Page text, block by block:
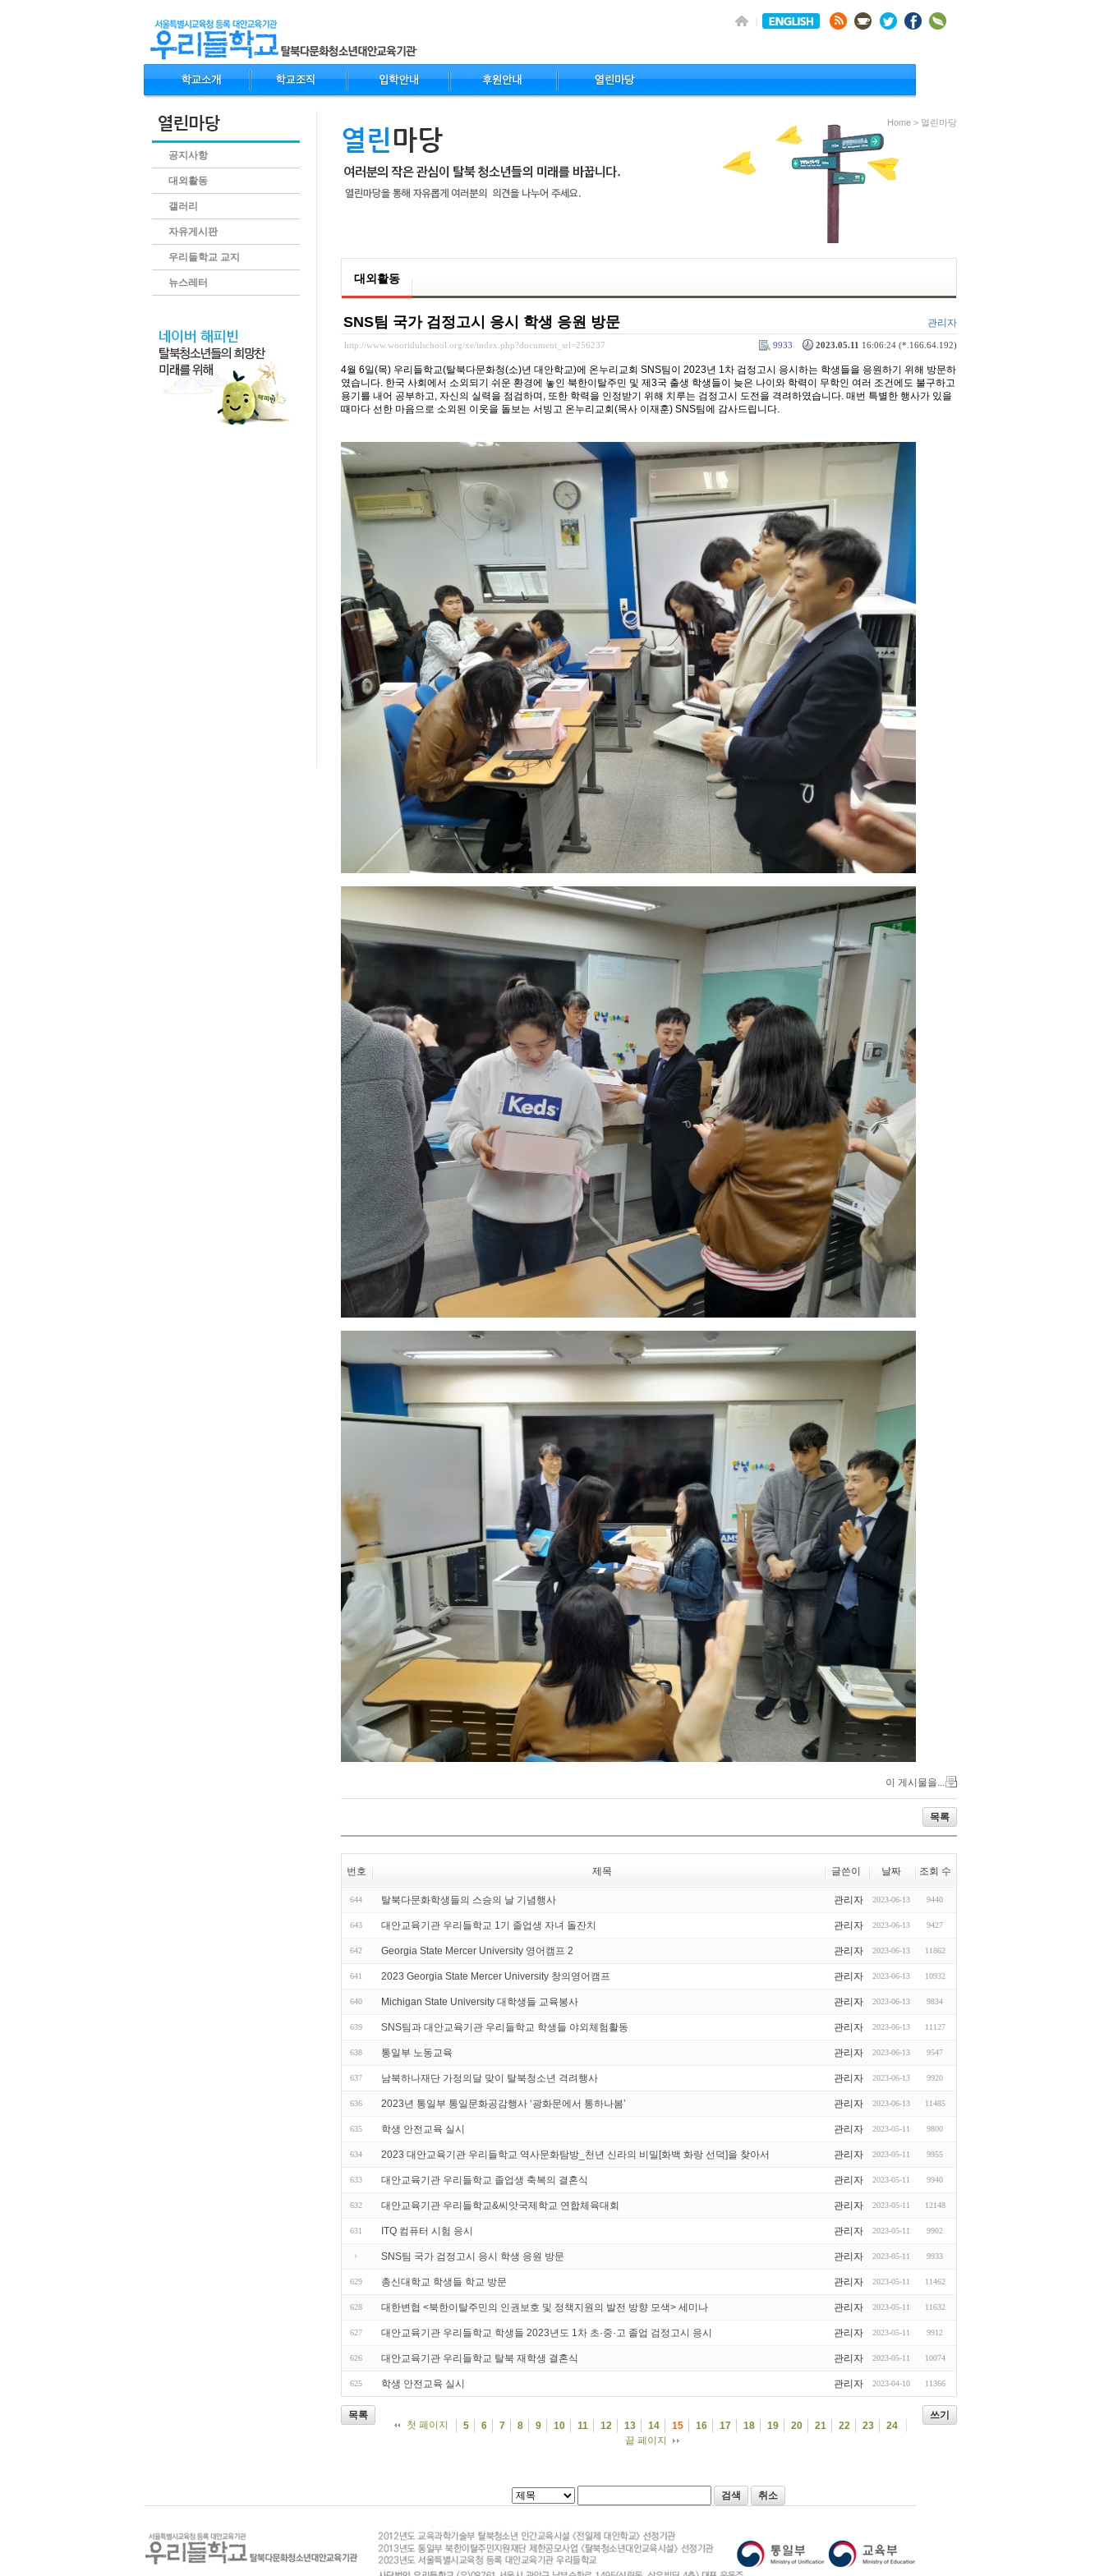
공지사항
대외활동
갤러리
자유게시판
우리들학교 교지
뉴스레터
Home > 열린마당
대외활동
SNS팀 국가 검정고시 응시 학생 응원 방문 관리자
http://www.wooridulschool.org/xe/index.php?document_srl=256237 2023.05.11 16:06:24 (*.166.64.192)
9933
4월 6일(목) 우리들학교(탈북다문화청(소)년 대안학교)에 온누리교회 SNS팀이 2023년 1차 검정고시 응시하는 학생들을 응원하기 위해 방문하
였습니다. 한국 사회에서 소외되기 쉬운 환경에 놓인 북한이탈주민 및 제3국 출생 학생들이 늦은 나이와 학력이 무학인 여러 조건에도 불구하고
용기를 내어 공부하고, 자신의 실력을 점검하며, 또한 학력을 인정받기 위해 치루는 검정고시 도전을 격려하였습니다. 매번 특별한 행사가 있을
때마다 선한 마음으로 소외된 이웃을 돌보는 서빙고 온누리교회(목사 이재훈) SNS팀에 감사드립니다.
이 게시물을...
목록
번호 제목 글쓴이 날짜 조회 수
644 탈북다문화학생들의 스승의 날 기념행사 관리자 2023-06-13 9440
643 대안교육기관 우리들학교 1기 졸업생 자녀 돌잔치 관리자 2023-06-13 9427
642 Georgia State Mercer University 영어캠프 2 관리자 2023-06-13 11862
641 2023 Georgia State Mercer University 창의영어캠프 관리자 2023-06-13 10932
640 Michigan State University 대학생들 교육봉사 관리자 2023-06-13 9834
639 SNS팀과 대안교육기관 우리들학교 학생들 야외체험활동 관리자 2023-06-13 11127
638 통일부 노동교육 관리자 2023-06-13 9547
637 남북하나재단 가정의달 맞이 탈북청소년 격려행사 관리자 2023-06-13 9920
636 2023년 통일부 통일문화공감행사 ‘광화문에서 통하나봄’ 관리자 2023-06-13 11485
635 학생 안전교육 실시 관리자 2023-05-11 9800
634 2023 대안교육기관 우리들학교 역사문화탐방_천년 신라의 비밀[화백 화랑 선덕]을 찾아서 관리자 2023-05-11 9955
633 대안교육기관 우리들학교 졸업생 축복의 결혼식 관리자 2023-05-11 9940
632 대안교육기관 우리들학교&씨앗국제학교 연합체육대회 관리자 2023-05-11 12148
631 ITQ 컴퓨터 시험 응시 관리자 2023-05-11 9902
SNS팀 국가 검정고시 응시 학생 응원 방문 관리자 2023-05-11 9933
629 총신대학교 학생들 학교 방문 관리자 2023-05-11 11462
628 대한변협 <북한이탈주민의 인권보호 및 정책지원의 발전 방향 모색> 세미나 관리자 2023-05-11 11632
627 대안교육기관 우리들학교 학생들 2023년도 1차 초·중·고 졸업 검정고시 응시 관리자 2023-05-11 9912
626 대안교육기관 우리들학교 탈북 재학생 결혼식 관리자 2023-05-11 10074
625 학생 안전교육 실시 관리자 2023-04-10 11366
목록
쓰기
첫 페이지
5 6 7 8 9 10 11 12 13 14 15 16 17 18 19 20 21 22 23
24
끝 페이지
검색 취소